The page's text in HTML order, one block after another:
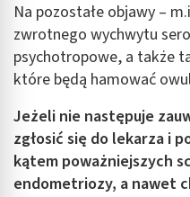
Na pozostałe objawy –
zwrotnego wychwytu
psychotropowe, a także
które będą hamować
Jeżeli nie następuje
zgłosić się do lekarza i
kątem poważniejszych
endometriozy, a nawet